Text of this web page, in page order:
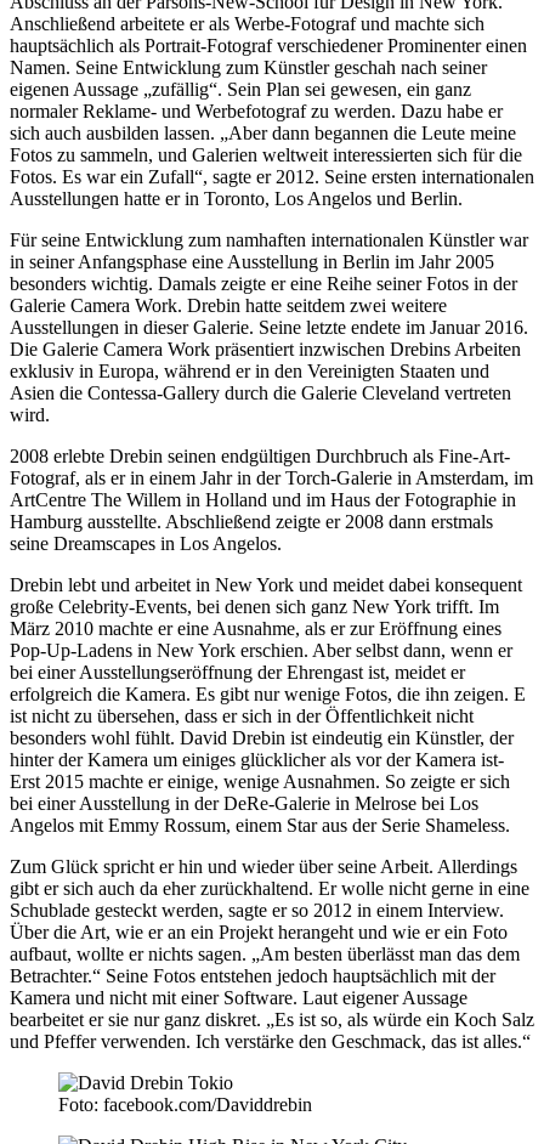
Anschließend arbeitete er als Werbe-Fotograf und machte sich
hauptsächlich als Portrait-Fotograf verschiedener Prominenter einen
Namen. Seine Entwicklung zum Künstler geschah nach seiner
eigenen Aussage „zufällig“. Sein Plan sei gewesen, ein ganz
normaler Reklame- und Werbefotograf zu werden. Dazu habe er
sich auch ausbilden lassen. „Aber dann begannen die Leute meine
Fotos zu sammeln, und Galerien weltweit interessierten sich für die
Fotos. Es war ein Zufall“, sagte er 2012. Seine ersten internationalen
Ausstellungen hatte er in Toronto, Los Angelos und Berlin.
Für seine Entwicklung zum namhaften internationalen Künstler war
in seiner Anfangsphase eine Ausstellung in Berlin im Jahr 2005
besonders wichtig. Damals zeigte er eine Reihe seiner Fotos in der
Galerie Camera Work. Drebin hatte seitdem zwei weitere
Ausstellungen in dieser Galerie. Seine letzte endete im Januar 2016.
Die Galerie Camera Work präsentiert inzwischen Drebins Arbeiten
exklusiv in Europa, während er in den Vereinigten Staaten und
Asien die Contessa-Gallery durch die Galerie Cleveland vertreten
wird.
2008 erlebte Drebin seinen endgültigen Durchbruch als Fine-Art-
Fotograf, als er in einem Jahr in der Torch-Galerie in Amsterdam, im
ArtCentre The Willem in Holland und im Haus der Fotographie in
Hamburg ausstellte. Abschließend zeigte er 2008 dann erstmals
seine Dreamscapes in Los Angelos.
Drebin lebt und arbeitet in New York und meidet dabei konsequent
große Celebrity-Events, bei denen sich ganz New York trifft. Im
März 2010 machte er eine Ausnahme, als er zur Eröffnung eines
Pop-Up-Ladens in New York erschien. Aber selbst dann, wenn er
bei einer Ausstellungseröffnung der Ehrengast ist, meidet er
erfolgreich die Kamera. Es gibt nur wenige Fotos, die ihn zeigen. E
ist nicht zu übersehen, dass er sich in der Öffentlichkeit nicht
besonders wohl fühlt. David Drebin ist eindeutig ein Künstler, der
hinter der Kamera um einiges glücklicher als vor der Kamera ist-
Erst 2015 machte er einige, wenige Ausnahmen. So zeigte er sich
bei einer Ausstellung in der DeRe-Galerie in Melrose bei Los
Angelos mit Emmy Rossum, einem Star aus der Serie Shameless.
Zum Glück spricht er hin und wieder über seine Arbeit. Allerdings
gibt er sich auch da eher zurückhaltend. Er wolle nicht gerne in eine
Schublade gesteckt werden, sagte er so 2012 in einem Interview.
Über die Art, wie er an ein Projekt herangeht und wie er ein Foto
aufbaut, wollte er nichts sagen. „Am besten überlässt man das dem
Betrachter.“ Seine Fotos entstehen jedoch hauptsächlich mit der
Kamera und nicht mit einer Software. Laut eigener Aussage
bearbeitet er sie nur ganz diskret. „Es ist so, als würde ein Koch Salz
und Pfeffer verwenden. Ich verstärke den Geschmack, das ist alles.“
Foto: facebook.com/Daviddrebin